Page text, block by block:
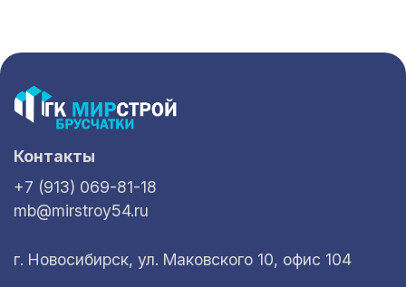
Контакты
+7 (913) 069-81-18
mb@mirstroy54.ru
г. Новосибирск, ул. Маковского 10, офис 104